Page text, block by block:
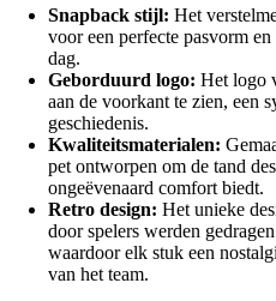
Snapback stijl: Het
voor een perfecte pasvorm
dag.
Geborduurd logo: Het logo
aan de voorkant te zien, een
geschiedenis.
Kwaliteitsmaterialen:
pet ontworpen om de tand
ongeëvenaard comfort biedt.
Retro design: Het unieke
door spelers werden
waardoor elk stuk een
van het team.